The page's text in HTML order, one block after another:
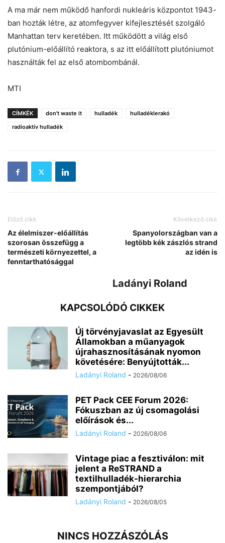
A ma már nem működő hanfordi nukleáris központot 1943-
ban hozták létre, az atomfegyver kifejlesztését szolgáló
Manhattan terv keretében. Itt működött a világ első
plutónium-előállító reaktora, s az itt előállított plutóniumot
használták fel az első atombombánál.
MTI
CÍMKÉK don't waste it hulladék
hulladéklerakó
radioaktív hulladék
Előző cikk
Az élelmiszer-előállítás
szorosan összefügg a
természeti környezettel, a
fenntarthatósággal
Következő cikk
Spanyolországban van a
legtöbb kék zászlós strand
az idén is
Ladányi Roland
KAPCSOLÓDÓ CIKKEK
Új törvényjavaslat az Egyesült
Államokban a műanyagok
újrahasznosításának nyomon
követésére: Benyújtották...
Ladányi Roland - 2026/08/06
PET Pack CEE Forum 2026:
Fókuszban az új csomagolási
előírások és...
Ladányi Roland - 2026/08/06
Vintage piac a fesztiválon: mit
jelent a ReSTRAND a
textilhulladék-hierarchia
szempontjából?
Ladányi Roland - 2026/08/05
NINCS HOZZÁSZÓLÁS